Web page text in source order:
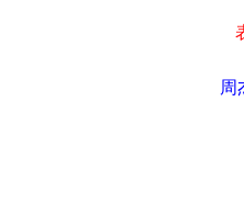
周